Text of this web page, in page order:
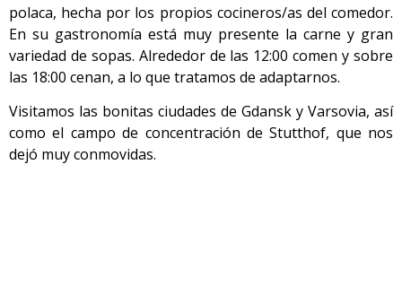
polaca, hecha por los propios cocineros/as del comedor.
En su gastronomía está muy presente la carne y gran
variedad de sopas. Alrededor de las 12:00 comen y sobre
las 18:00 cenan, a lo que tratamos de adaptarnos.
Visitamos las bonitas ciudades de Gdansk y Varsovia, así
como el campo de concentración de Stutthof, que nos
dejó muy conmovidas.